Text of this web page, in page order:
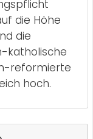
die Höhe
die
katholische
reformierte
hoch.